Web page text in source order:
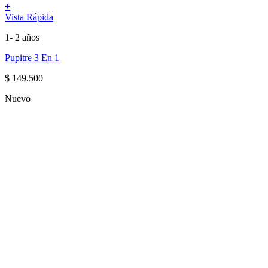
+
Vista Rápida
1- 2 años
Pupitre 3 En 1
$ 149.500
Nuevo